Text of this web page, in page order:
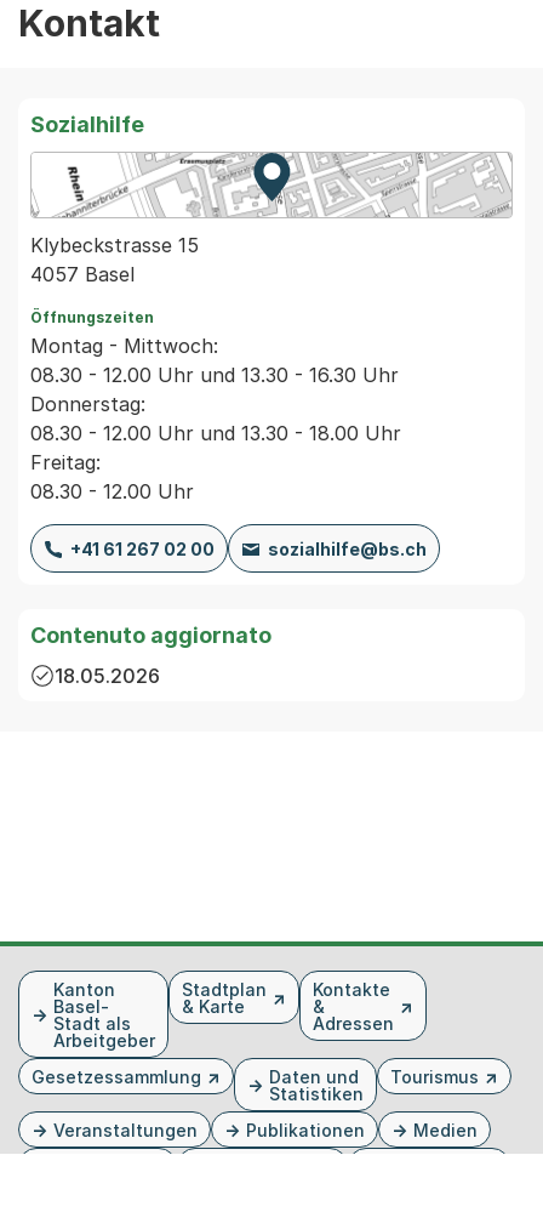
Kontakt
Sozialhilfe
Zur Karte von MapBS.
Externer Link, wird in einem
Klybeckstrasse 15
4057 Basel
Öffnungszeiten
Montag - Mittwoch:
08.30 - 12.00 Uhr und 13.30 - 16.30 Uhr
Donnerstag:
08.30 - 12.00 Uhr und 13.30 - 18.00 Uhr
Freitag:
08.30 - 12.00 Uhr
+41 61 267 02 00 sozialhilfe@bs.ch
Contenuto aggiornato
18.05.2026
FusszeileKanton
Basel-
Stadt als
Arbeitgeber
Stadtplan
& Karte
Kontakte
&
Adressen
Gesetzessammlung
Daten und
Statistiken
Tourismus
Veranstaltungen Publikationen
Medien